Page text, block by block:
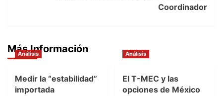
Coordinador
Más Información
Análisis
Medir la “estabilidad”
importada
Análisis
El T-MEC y las
opciones de México